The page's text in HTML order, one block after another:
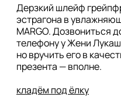
Дерзкий шлейф
эстрагона в
MARGO. Дозвониться
телефону у Жени
но вручить его в
презента — вполне.
кладём под ёлку